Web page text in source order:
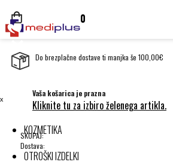
0
Do brezplačne dostave ti manjka še 100,00€
Vaša košarica je prazna
Kliknite tu za izbiro želenega artikla.
SKUPAJ:
Dostava:
ˣ
KOZMETIKA
OTROŠKI IZDELKI